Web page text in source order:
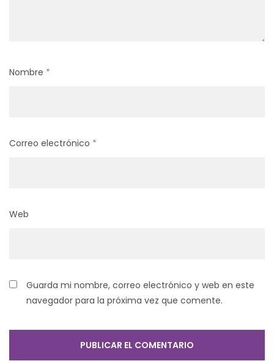
Nombre *
Correo electrónico *
Web
Guarda mi nombre, correo electrónico y web en este
navegador para la próxima vez que comente.